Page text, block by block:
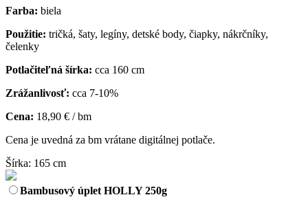
Farba: biela
Použitie: tričká, šaty, legíny, detské body, čiapky, nákrčníky,
čelenky
Potlačiteľná šírka: cca 160 cm
Zrážanlivosť: cca 7-10%
Cena: 18,90 € / bm
Cena je uvedná za bm vrátane digitálnej potlače.
Šírka: 165 cm
Bambusový úplet HOLLY 250g